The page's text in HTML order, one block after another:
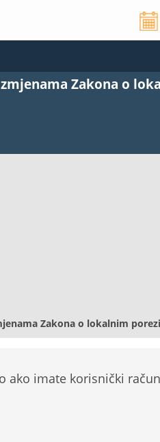
Zakona o
Zakona o lokalnim
ako imate korisnički